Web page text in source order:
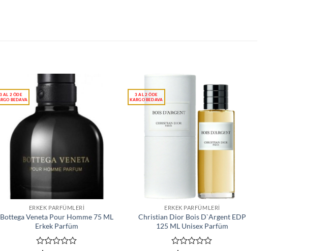
ERKEK PARFÜMLERI
Bottega Veneta Pour Homme 75 ML
Erkek Parfüm
ERKEK PARFÜMLERI
Christian Dior Bois D`Argent EDP
125 ML Unisex Parfüm